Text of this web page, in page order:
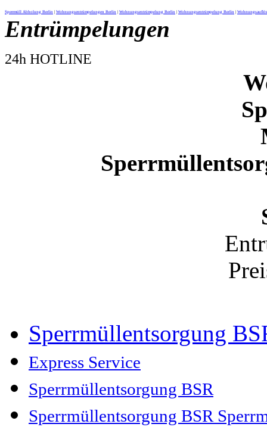
Sperrmüll Abholung Berlin Wohnungsentrümpelungen Berlin Wohnungsentrümpelung Berlin Wohnungsentrümpelung Berlin
Entrümpelungen
24h HOTLINE
Sperrmüllentsorgung
Express Service
Sperrmüllentsorgung BSR
Sperrmüllentsorgung BSR